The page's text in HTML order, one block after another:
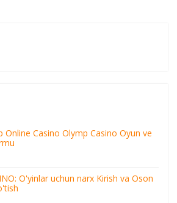
Online Casino Olymp Casino Oyun ve
O'yinlar uchun narx Kirish va Oson